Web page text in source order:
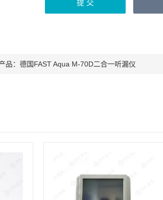
品： 德国FAST Aqua M-70D二合一听漏仪